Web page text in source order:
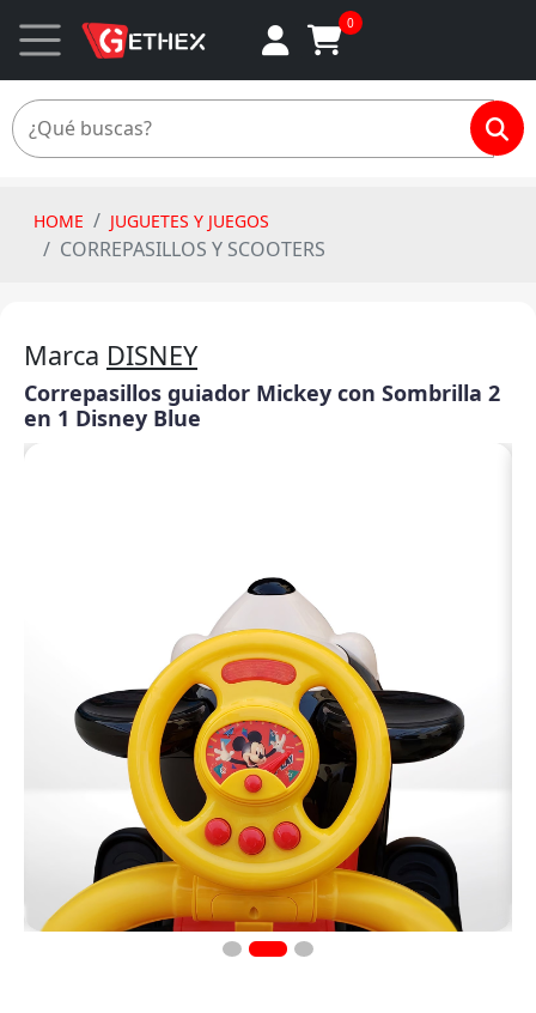
0
HOME JUGUETES Y JUEGOS
CORREPASILLOS Y SCOOTERS
Marca DISNEY
Correpasillos guiador Mickey con Sombrilla 2
en 1 Disney Blue